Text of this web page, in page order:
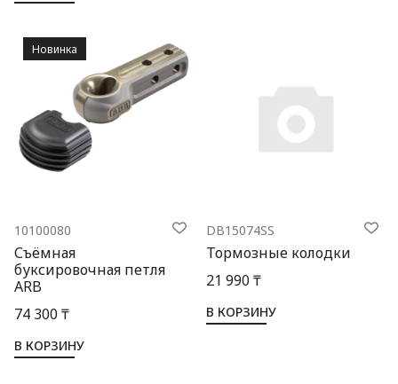
10100080
Съёмная
буксировочная петля
ARB
74 300 ₸
В КОРЗИНУ
Новинка
DB15074SS
Тормозные колодки
21 990 ₸
В КОРЗИНУ